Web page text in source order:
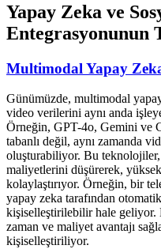
Yapay Zeka ve
Entegrasyonunun
Multimodal Yapay
Günümüzde, multimodal
video verilerini aynı anda
Örneğin, GPT-4o, Gemini ve
tabanlı değil, aynı zamanda
oluşturabiliyor. Bu teknolojiler,
maliyetlerini düşürerek,
kolaylaştırıyor. Örneğin, bir
yapay zeka tarafından
kişiselleştirilebilir hale geliyor.
zaman ve maliyet avantajı
kişiselleştiriliyor.